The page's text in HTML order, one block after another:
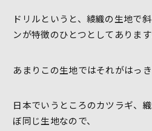
ドリルというと、綾織の生地で
ンが特徴のひとつとしてあります
あまりこの生地ではそれがはっ
日本でいうところのカツラギ、
ぼ同じ生地なので、